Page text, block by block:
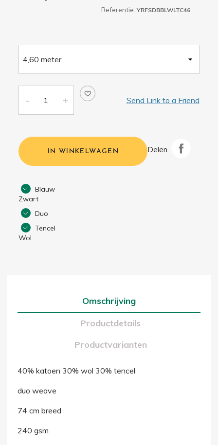
Referentie: YRFSDBBLWLTC46
Send Link to a Friend
IN WINKELWAGEN Delen
Blauw
Zwart
Duo
Tencel
Wol
Omschrijving
Productdetails
Productvarianten
40% katoen 30% wol 30% tencel
duo weave
74 cm breed
240 gsm